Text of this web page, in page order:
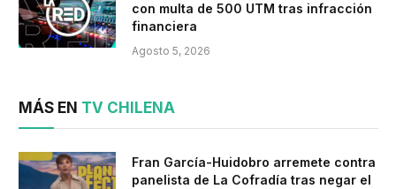
con multa de 500 UTM tras infracción
financiera
Agosto 5, 2026
MÁS EN TV CHILENA
Fran García-Huidobro arremete contra
panelista de La Cofradía tras negar el